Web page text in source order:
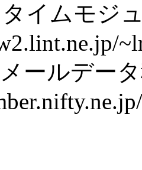
イムモジ
ールデー